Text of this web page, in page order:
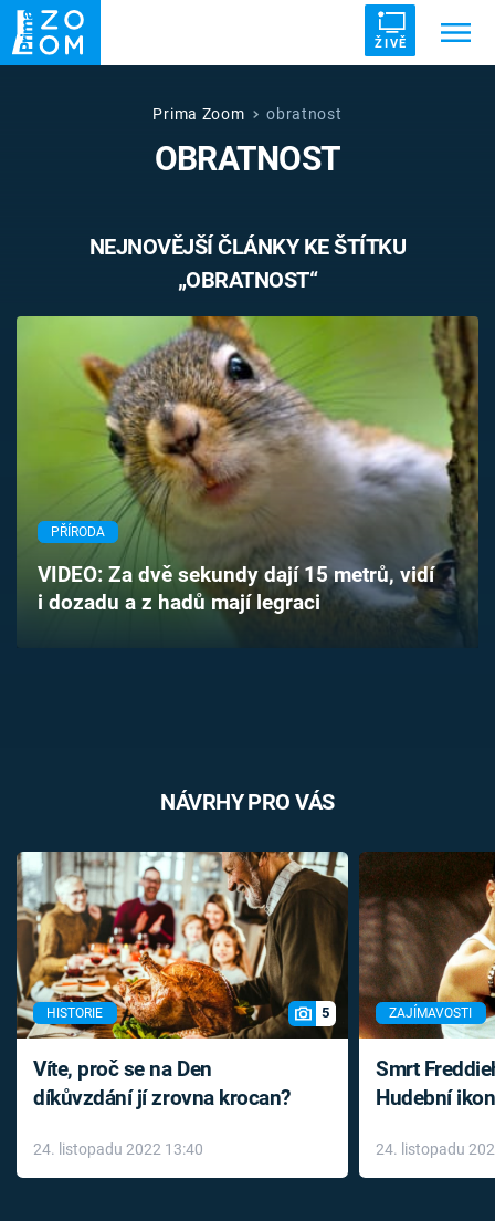
ŽIVĚ
DRUHÁ SVĚTOVÁ VÁLKA
VETŘELCI DÁVNOVĚKU
Témata
Pořady
TV Program
Časopis
Sledujte prima+
Prima Zoom obratnost
OBRATNOST
NEJNOVĚJŠÍ ČLÁNKY KE ŠTÍTKU
„OBRATNOST“
PŘÍRODA
VIDEO: Za dvě sekundy dají 15 metrů, vidí
i dozadu a z hadů mají legraci
NÁVRHY PRO VÁS
HISTORIE 5
Víte, proč se na Den
díkůvzdání jí zrovna krocan?
24. listopadu 2022 13:40
ZAJÍMAVOSTI
Smrt
Hudební
léky
24. listopadu